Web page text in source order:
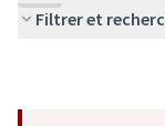
Filtrer et